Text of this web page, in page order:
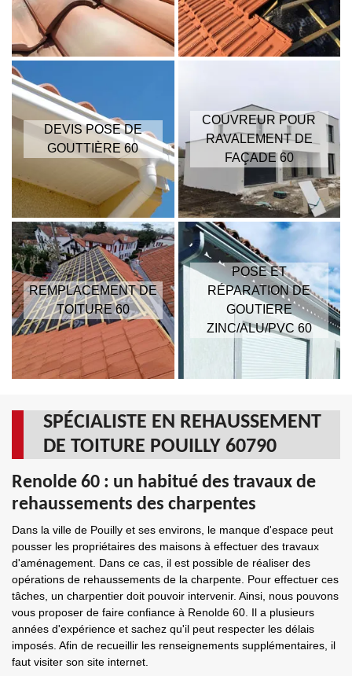
DEVIS POSE DE
GOUTTIÈRE 60
COUVREUR POUR
RAVALEMENT DE
FAÇADE 60
REMPLACEMENT DE
TOITURE 60
POSE ET
RÉPARATION DE
GOUTIERE
ZINC/ALU/PVC 60
SPÉCIALISTE EN REHAUSSEMENT
DE TOITURE POUILLY 60790
Renolde 60 : un habitué des travaux de
rehaussements des charpentes
Dans la ville de Pouilly et ses environs, le manque d'espace peut
pousser les propriétaires des maisons à effectuer des travaux
d'aménagement. Dans ce cas, il est possible de réaliser des
opérations de rehaussements de la charpente. Pour effectuer ces
tâches, un charpentier doit pouvoir intervenir. Ainsi, nous pouvons
vous proposer de faire confiance à Renolde 60. Il a plusieurs
années d'expérience et sachez qu'il peut respecter les délais
imposés. Afin de recueillir les renseignements supplémentaires, il
faut visiter son site internet.